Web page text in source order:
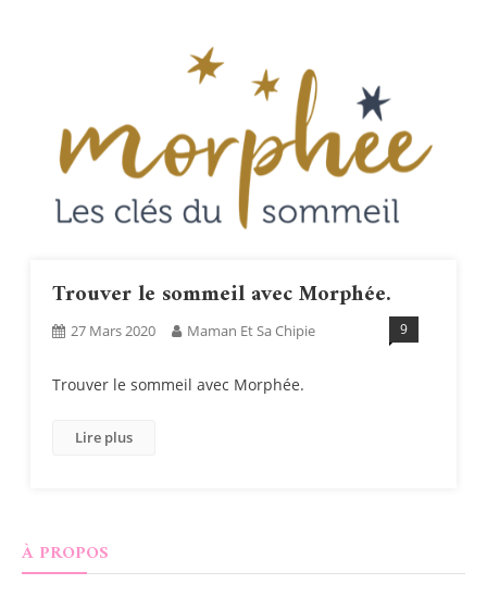
Trouver le sommeil avec Morphée.
27 Mars 2020 Maman Et Sa Chipie 9
Trouver le sommeil avec Morphée.
Lire plus
À PROPOS